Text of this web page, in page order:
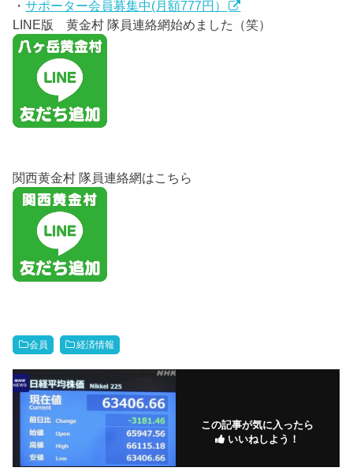
・サポーター会員募集中(月額777円）
LINE版 黄金村 隊員連絡網始めました（笑）
関西黄金村 隊員連絡網はこちら
会員 経済情報
この記事が気に入ったら
いいねしよう！